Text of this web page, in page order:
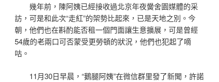
幾年前，陳阿姨已經接收過北京年夜黌舍園媒體的采
訪，可是和此次“走紅”的架勢比起來，已是天地之別。今
朝，他們也在斟酌能否租一個門面讓生意擴展，可是曾經
54歲的老兩口可否蒙受更勞頓的狀況，他們也犯起了嘀
咕。
11月30日早晨，“鵝腿阿姨”在微信群里發了新聞，許諾